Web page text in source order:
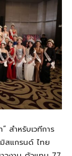
สำหรับเวทีการ
สแกรนด์ ไทย